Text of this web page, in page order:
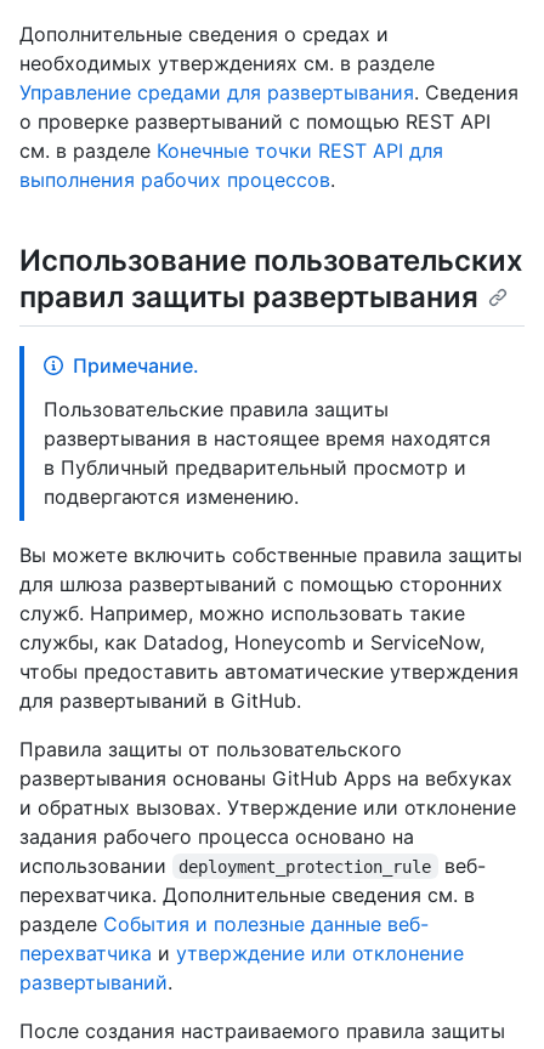
Дополнительные сведения о средах и
необходимых утверждениях см. в разделе
Управление средами для развертывания. Сведения
о проверке развертываний с помощью REST API
см. в разделе Конечные точки REST API для
выполнения рабочих процессов.
Использование пользовательских
правил защиты развертывания
Примечание.
Пользовательские правила защиты
развертывания в настоящее время находятся
в Публичный предварительный просмотр и
подвергаются изменению.
Вы можете включить собственные правила защиты
для шлюза развертываний с помощью сторонних
служб. Например, можно использовать такие
службы, как Datadog, Honeycomb и ServiceNow,
чтобы предоставить автоматические утверждения
для развертываний в GitHub.
Правила защиты от пользовательского
развертывания основаны GitHub Apps на вебхуках
и обратных вызовах. Утверждение или отклонение
задания рабочего процесса основано на
использовании
deployment_protection_rule
веб-
перехватчика. Дополнительные сведения см. в
разделе События и полезные данные веб-
перехватчика и утверждение или отклонение
развертываний.
После создания настраиваемого правила защиты